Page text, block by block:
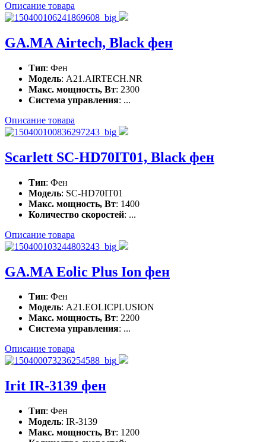
Описание товара
GA.MA Airtech, Black фен
Тип: Фен
Модель: A21.AIRTECH.NR
Макс. мощность, Вт: 2300
Система управления: ...
Описание товара
Scarlett SC-HD70IT01, Black фен
Тип: Фен
Модель: SC-HD70IT01
Макс. мощность, Вт: 1400
Количество скоростей: ...
Описание товара
GA.MA Eolic Plus Ion фен
Тип: Фен
Модель: A21.EOLICPLUSION
Макс. мощность, Вт: 2200
Система управления: ...
Описание товара
Irit IR-3139 фен
Тип: Фен
Модель: IR-3139
Макс. мощность, Вт: 1200